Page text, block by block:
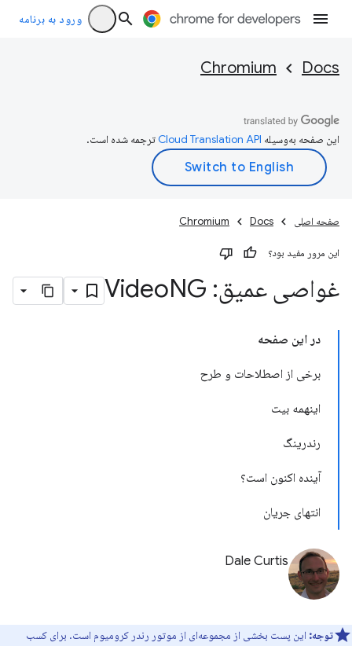
ورود به برنامه
Docs
Chromium
این صفحه به‌وسیله ترجمه شده است.
صفحه اصلی Docs
Chromium
این مرور مفید بود؟
غواصی عمیق: Video NG
در این صفحه
برخی از اصطلاحات و طرح
اینهمه بیت
رندرینگ
آینده اکنون است؟
انتهای جریان
Dale Curtis
توجه: این پست بخشی از مجموعه‌ای از موتور رندر کرومیوم است. برای کسب